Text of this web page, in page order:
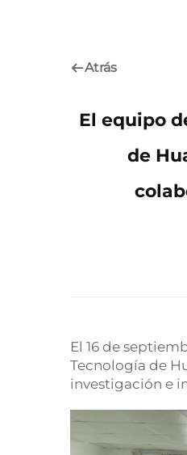
Atrás
El equipo
de
El 16 de
Tecnología de
investigación e